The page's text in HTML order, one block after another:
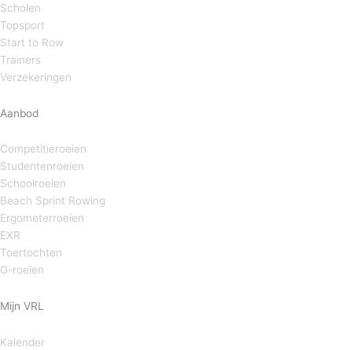
Scholen
Topsport
Start to Row
Trainers
Verzekeringen
Aanbod
Competitieroeien
Studentenroeien
Schoolroeien
Beach Sprint Rowing
Ergometerroeien
EXR
Toertochten
G-roeien
Mijn VRL
Kalender